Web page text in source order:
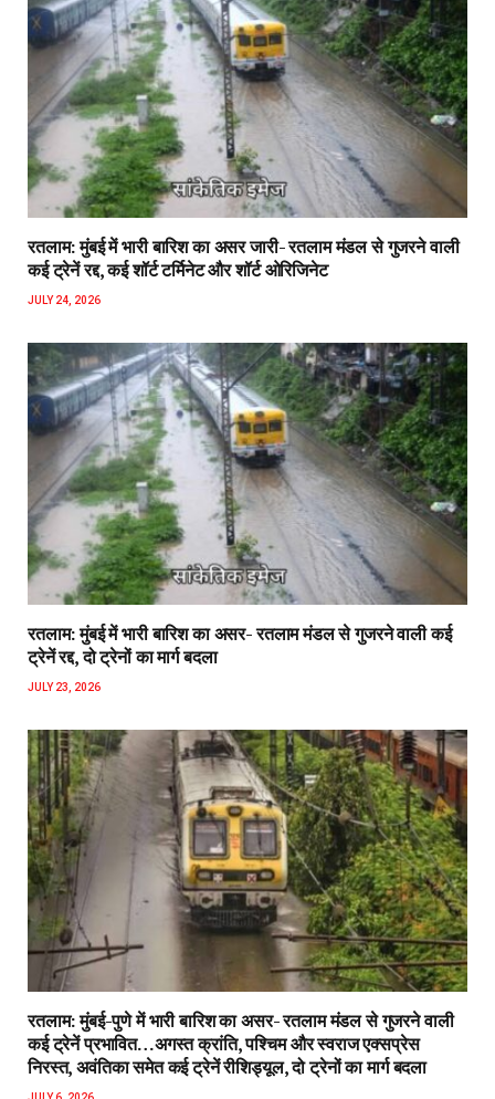
रतलाम: मुंबई में भारी बारिश का असर जारी- रतलाम मंडल से गुजरने वाली
कई ट्रेनें रद्द, कई शॉर्ट टर्मिनेट और शॉर्ट ओरिजिनेट
JULY 24, 2026
रतलाम: मुंबई में भारी बारिश का असर- रतलाम मंडल से गुजरने वाली कई
ट्रेनें रद्द, दो ट्रेनों का मार्ग बदला
JULY 23, 2026
रतलाम: मुंबई-पुणे में भारी बारिश का असर- रतलाम मंडल से गुजरने वाली
कई ट्रेनें प्रभावित…अगस्त क्रांति, पश्चिम और स्वराज एक्सप्रेस
निरस्त, अवंतिका समेत कई ट्रेनें रीशिड्यूल, दो ट्रेनों का मार्ग बदला